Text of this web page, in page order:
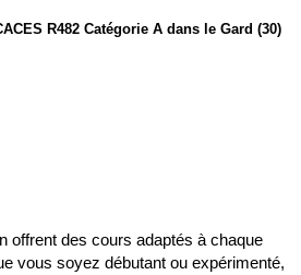
R482 Catégorie A dans le Gard (30)
offrent des cours adaptés à chaque
vous soyez débutant ou expérimenté,